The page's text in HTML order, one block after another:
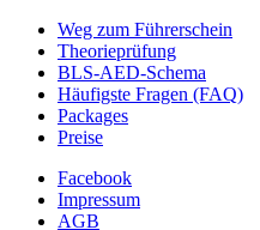
Weg zum Führerschein
Theorieprüfung
BLS-AED-Schema
Häufigste Fragen (FAQ)
Packages
Preise
Facebook
Impressum
AGB